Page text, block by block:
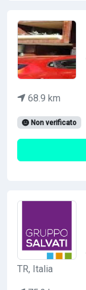
68.9 km
Non verificato
TR, Italia